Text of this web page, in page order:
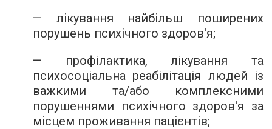
— лікування найбільш поширених
порушень психічного здоров'я;
— профілактика, лікування та
психосоціальна реабілітація людей із
важкими та/або комплексними
порушеннями психічного здоров'я за
місцем проживання пацієнтів;